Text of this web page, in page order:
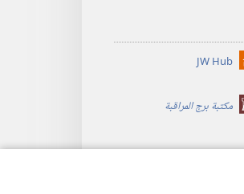
JW Hub
مكتبة برج المراقبة